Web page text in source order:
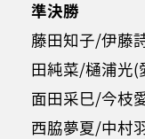
準決勝
藤田知子/伊藤
田純菜/樋浦光(
面田采巳/今枝
西脇夢夏/中村